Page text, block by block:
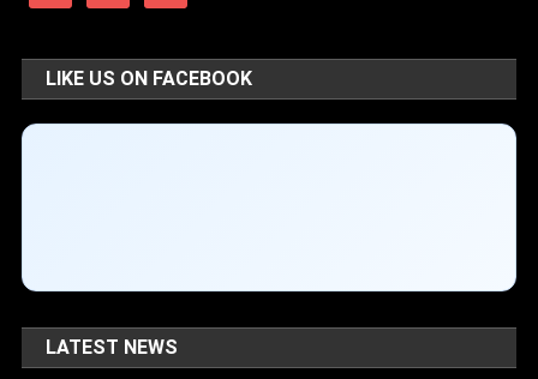
LIKE US ON FACEBOOK
LATEST NEWS